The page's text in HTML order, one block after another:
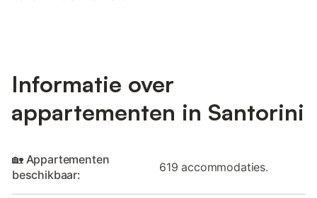
Informatie over
appartementen in Santorini
🏡 Appartementen
beschikbaar:
619 accommodaties.